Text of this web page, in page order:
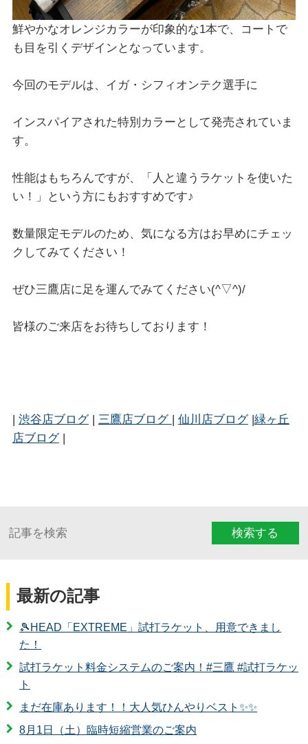
鮮やかなオレンジカラーが印象的な1本で、コートで
も目を引くデザインとなっています。
今回のモデルは、イガ・シフィオンテク選手に
インスパイアされた特別カラーとして発売されていま
す。
性能はもちろんですが、「人と違うラケットを使いた
い！」という方にもおすすめです♪
数量限定モデルのため、気になる方はお早めにチェッ
クしてみてください！
ぜひ三鷹店に足を運んでみてください(^▽^)/
皆様のご来店をお待ちしております！
| 渋谷店ブログ| 三鷹店ブログ | 仙川店ブログ|緑ヶ丘
店ブログ|
検索する
最新の記事
🎾HEAD「EXTREME」試打ラケット、用意できまし
た！
試打ラケット料金システムのご案内！#三鷹 #試打ラケッ
ト
まだ在庫あります！！大人気ひんやりベスト✨✨
8月1日（土）臨時短縮営業のご案内